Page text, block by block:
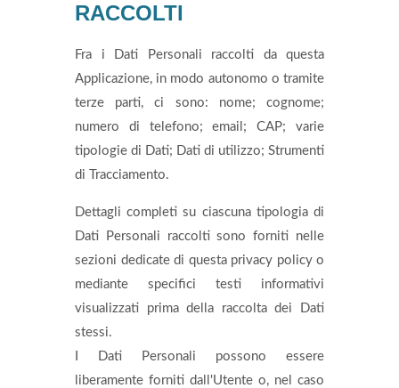
RACCOLTI
Fra i Dati Personali raccolti da questa
Applicazione, in modo autonomo o tramite
terze parti, ci sono: nome; cognome;
numero di telefono; email; CAP; varie
tipologie di Dati; Dati di utilizzo; Strumenti
di Tracciamento.
Dettagli completi su ciascuna tipologia di
Dati Personali raccolti sono forniti nelle
sezioni dedicate di questa privacy policy o
mediante specifici testi informativi
visualizzati prima della raccolta dei Dati
stessi.
I Dati Personali possono essere
liberamente forniti dall'Utente o, nel caso